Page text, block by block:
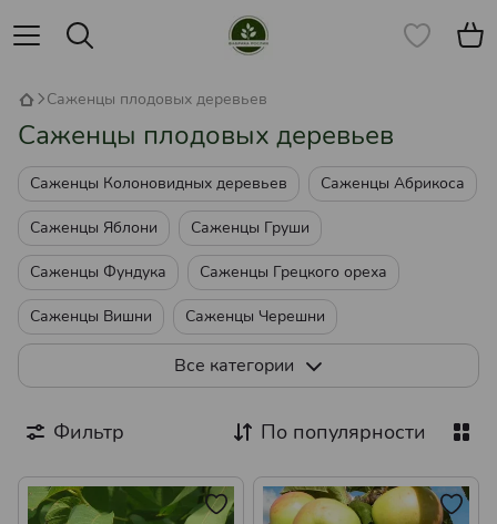
Саженцы плодовых деревьев
Саженцы плодовых деревьев
Саженцы Колоновидных деревьев Саженцы Абрикоса
Саженцы Яблони Саженцы Груши
Саженцы Фундука Саженцы Грецкого ореха
Саженцы Вишни Саженцы Черешни
Саженцы Нектарина
Саженцы Миндаля
Саженцы Айвы Саженцы Шелковицы
Все категории
Фильтр По популярности